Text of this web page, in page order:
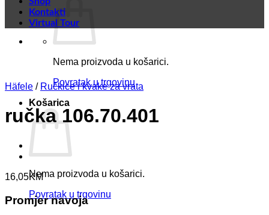
Nema proizvoda u košarici.
Povratak u trgovinu
Košarica
Nema proizvoda u košarici.
Povratak u trgovinu
Kontakti
Virtual Tour
Häfele / Ručkice i kvake za vrata
ručka 106.70.401
16,05KM
Promjer navoja